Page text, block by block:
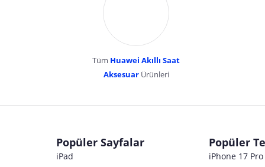
Tüm Huawei Akıllı Saat
AksesuarÜrünleri
Popüler Sayfalar
iPad
Popüler
iPhone 17